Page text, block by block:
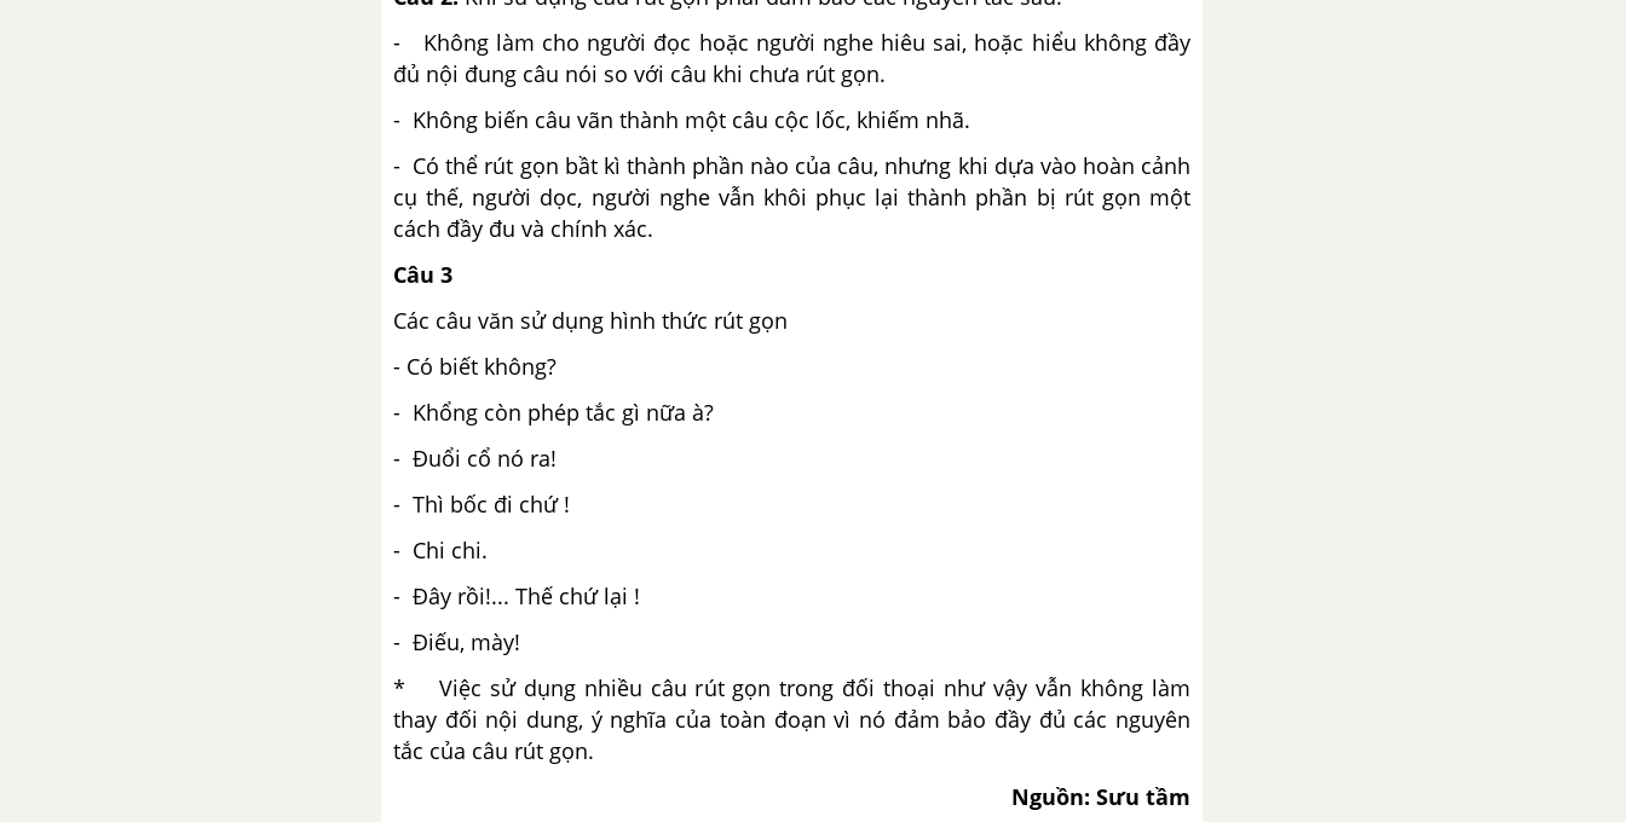
- Không làm cho người đọc hoặc người nghe hiêu sai, hoặc hiểu không đầy
đủ nội đung câu nói so với câu khi chưa rút gọn.
- Không biến câu vãn thành một câu cộc lốc, khiếm nhã.
- Có thể rút gọn bầt kì thành phần nào của câu, nhưng khi dựa vào hoàn cảnh
cụ thế, người dọc, người nghe vẫn khôi phục lại thành phần bị rút gọn một
cách đầy đu và chính xác.
Câu 3
Các câu văn sử dụng hình thức rút gọn
- Có biết không?
- Khổng còn phép tắc gì nữa à?
- Đuổi cổ nó ra!
- Thì bốc đi chứ !
- Chi chi.
- Đây rồi!... Thế chứ lại !
- Điếu, mày!
* Việc sử dụng nhiều câu rút gọn trong đối thoại như vậy vẫn không làm
thay đối nội dung, ý nghĩa của toàn đoạn vì nó đảm bảo đầy đủ các nguyên
tắc của câu rút gọn.
Nguồn: Sưu tầm